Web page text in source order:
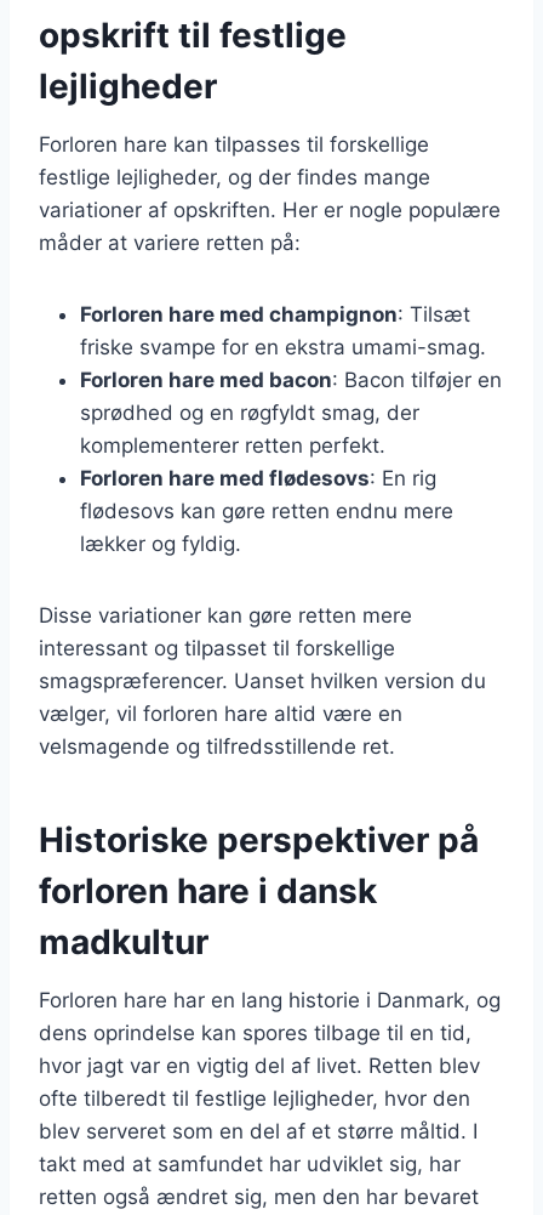
opskrift til festlige
lejligheder
Forloren hare kan tilpasses til forskellige
festlige lejligheder, og der findes mange
variationer af opskriften. Her er nogle populære
måder at variere retten på:
Forloren hare med champignon: Tilsæt
friske svampe for en ekstra umami-smag.
Forloren hare med bacon: Bacon tilføjer en
sprødhed og en røgfyldt smag, der
komplementerer retten perfekt.
Forloren hare med flødesovs: En rig
flødesovs kan gøre retten endnu mere
lækker og fyldig.
Disse variationer kan gøre retten mere
interessant og tilpasset til forskellige
smagspræferencer. Uanset hvilken version du
vælger, vil forloren hare altid være en
velsmagende og tilfredsstillende ret.
Historiske perspektiver på
forloren hare i dansk
madkultur
Forloren hare har en lang historie i Danmark, og
dens oprindelse kan spores tilbage til en tid,
hvor jagt var en vigtig del af livet. Retten blev
ofte tilberedt til festlige lejligheder, hvor den
blev serveret som en del af et større måltid. I
takt med at samfundet har udviklet sig, har
retten også ændret sig, men den har bevaret